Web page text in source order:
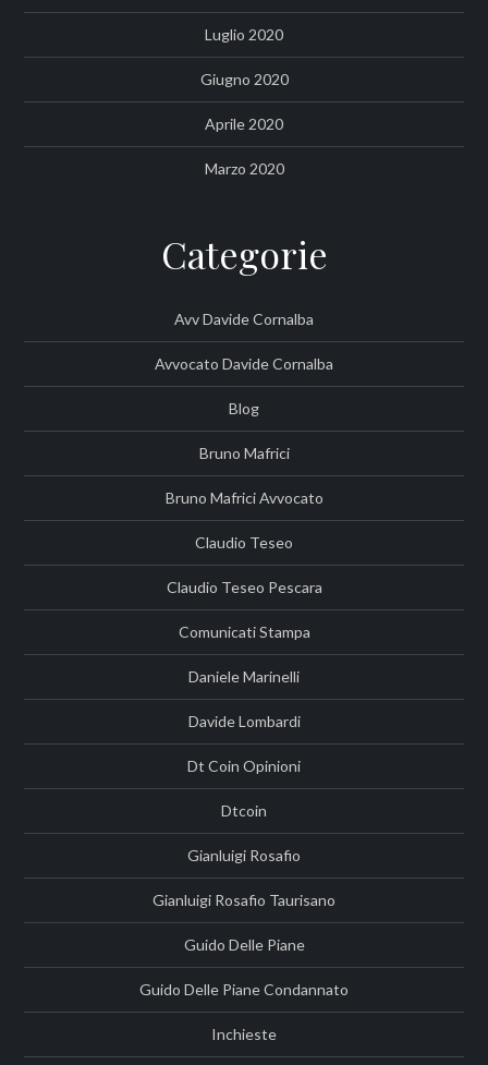
Luglio 2020
Giugno 2020
Aprile 2020
Marzo 2020
Categorie
Avv Davide Cornalba
Avvocato Davide Cornalba
Blog
Bruno Mafrici
Bruno Mafrici Avvocato
Claudio Teseo
Claudio Teseo Pescara
Comunicati Stampa
Daniele Marinelli
Davide Lombardi
Dt Coin Opinioni
Dtcoin
Gianluigi Rosafio
Gianluigi Rosafio Taurisano
Guido Delle Piane
Guido Delle Piane Condannato
Inchieste